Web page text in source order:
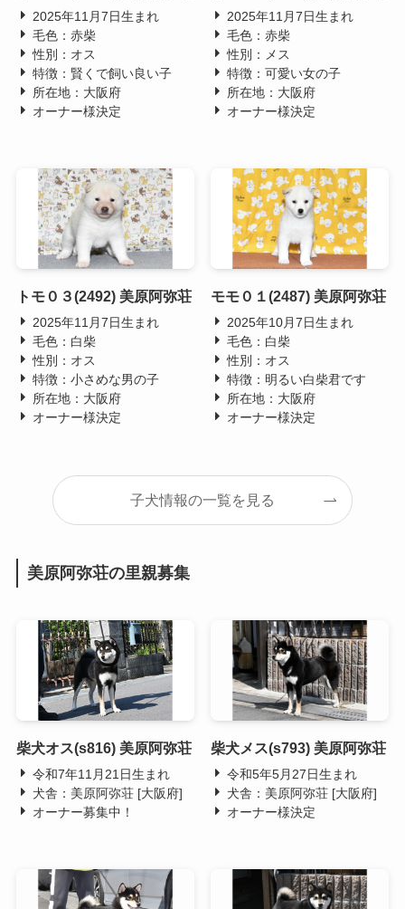
2025年11月7日生まれ
毛色：赤柴
性別：オス
特徴：賢くで飼い良い子
所在地：大阪府
オーナー様決定
2025年11月7日生まれ
毛色：赤柴
性別：メス
特徴：可愛い女の子
所在地：大阪府
オーナー様決定
トモ０３(2492) 美原阿弥荘
2025年11月7日生まれ
毛色：白柴
性別：オス
特徴：小さめな男の子
所在地：大阪府
オーナー様決定
モモ０１(2487) 美原阿弥荘
2025年10月7日生まれ
毛色：白柴
性別：オス
特徴：明るい白柴君です
所在地：大阪府
オーナー様決定
子犬情報の一覧を見る
美原阿弥荘の里親募集
柴犬オス(s816) 美原阿弥荘
令和7年11月21日生まれ
犬舎：美原阿弥荘 [大阪府]
オーナー募集中！
柴犬メス(s793) 美原阿弥荘
令和5年5月27日生まれ
犬舎：美原阿弥荘 [大阪府]
オーナー様決定